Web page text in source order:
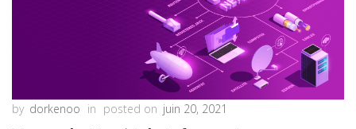
by dorkenoo in posted on juin 20, 2021